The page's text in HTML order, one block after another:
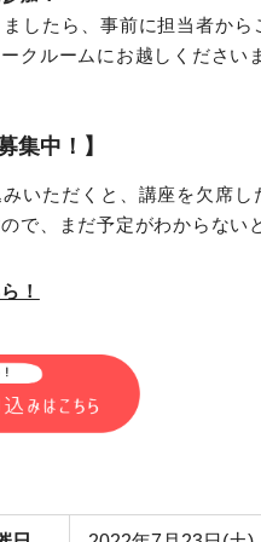
したら、事前に担当者か
クルームにお越しください
集中！ 】
いただくと、講座を欠席
で、まだ予定がわからない
！